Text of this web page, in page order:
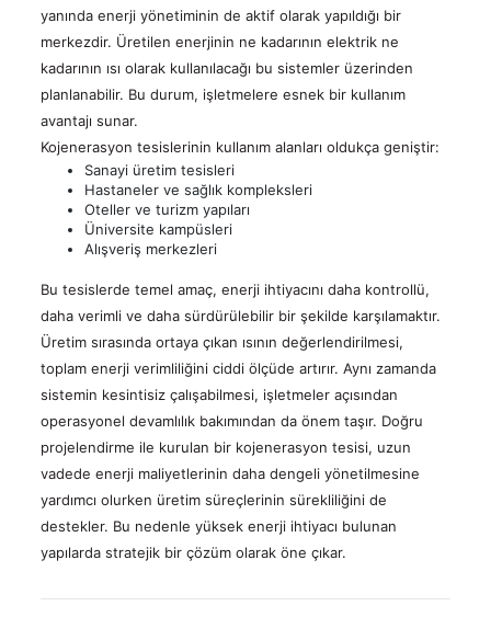
yanında enerji yönetiminin de aktif olarak yapıldığı bir
merkezdir. Üretilen enerjinin ne kadarının elektrik ne
kadarının ısı olarak kullanılacağı bu sistemler üzerinden
planlanabilir. Bu durum, işletmelere esnek bir kullanım
avantajı sunar.
Kojenerasyon tesislerinin kullanım alanları oldukça geniştir:
Sanayi üretim tesisleri
Hastaneler ve sağlık kompleksleri
Oteller ve turizm yapıları
Üniversite kampüsleri
Alışveriş merkezleri
Bu tesislerde temel amaç, enerji ihtiyacını daha kontrollü,
daha verimli ve daha sürdürülebilir bir şekilde karşılamaktır.
Üretim sırasında ortaya çıkan ısının değerlendirilmesi,
toplam enerji verimliliğini ciddi ölçüde artırır. Aynı zamanda
sistemin kesintisiz çalışabilmesi, işletmeler açısından
operasyonel devamlılık bakımından da önem taşır. Doğru
projelendirme ile kurulan bir kojenerasyon tesisi, uzun
vadede enerji maliyetlerinin daha dengeli yönetilmesine
yardımcı olurken üretim süreçlerinin sürekliliğini de
destekler. Bu nedenle yüksek enerji ihtiyacı bulunan
yapılarda stratejik bir çözüm olarak öne çıkar.